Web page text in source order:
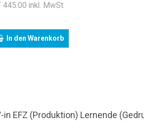
inkl. MwSt.
In den Warenkorb
EFZ (Produktion) Lernende